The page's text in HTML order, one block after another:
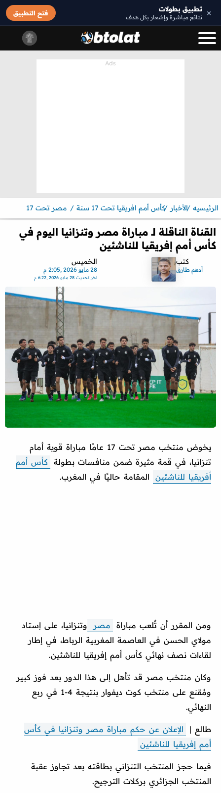
× تطبيق بطولات
نتائج مباشرة وإشعار بكل هدف
فتح التطبيق
الرئيسيه الأخبار كأس أمم افريقيا تحت 17 سنة مصر تحت 17
القناة الناقلة لـ مباراة مصر وتنزانيا اليوم في
كأس أمم إفريقيا للناشئين
كتب
أدهم طارق
الخميس
28 مايو 2026 ,2:05 م
اخر تحديث28 مايو 2026 ,6:22 م
يخوض منتخب مصر تحت 17 عامًا مباراة قوية أمام
تنزانيا، في قمة مثيرة ضمن منافسات بطولة
كأس أمم
أفريقيا للناشئين
المقامة حاليًا في المغرب.
ومن المقرر أن تٌلعب مباراة مصر
وتنزانيا، على إستاد
مولاي الحسن في العاصمة المغربية الرباط، في إطار
لقاءات نصف نهائي كأس أمم إفريقيا للناشئين.
وكان منتخب مصر قد تأهل إلى هذا الدور بعد فوز كبير
ومُقنع على منتخب كوت ديفوار بنتيجة 4-1 في ربع
النهائي.
طالع |
الإعلان عن حكم مباراة مصر وتنزانيا في كأس
أمم إفريقيا للناشئين
فيما حجز المنتخب التنزاني بطاقته بعد تجاوز عقبة
المنتخب الجزائري بركلات الترجيح.